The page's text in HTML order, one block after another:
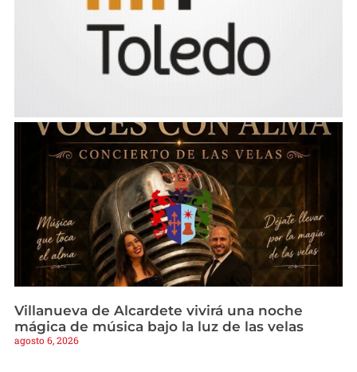
Villanueva de Alcardete vivirá una noche
mágica de música bajo la luz de las velas
agosto 6, 2026